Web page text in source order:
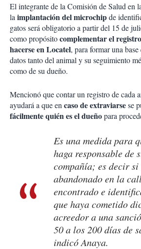
El integrante de la Comisión de Salud en
la implantación del microchipde
gatos será obligatorio a partir del 15 de
como propósitocomplementar el
hacerse en Locatel, para formar una
datos tanto del animal y su seguimiento
como de su dueño.
Mencionó que contar un registro de cada
ayudará a que en caso de extraviarsese
fácilmente quién es el dueñopara
Es una medida para
haga responsable de
compañía; es decir
abandonado en la
encontrado e
que haya cometido
acreedor a una
50 a los 200 días de
indicó Anaya.